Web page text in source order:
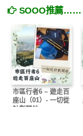
SOOO推薦……
市區行者6 – 遊走百
座山（01）- 一切從
計劃開始